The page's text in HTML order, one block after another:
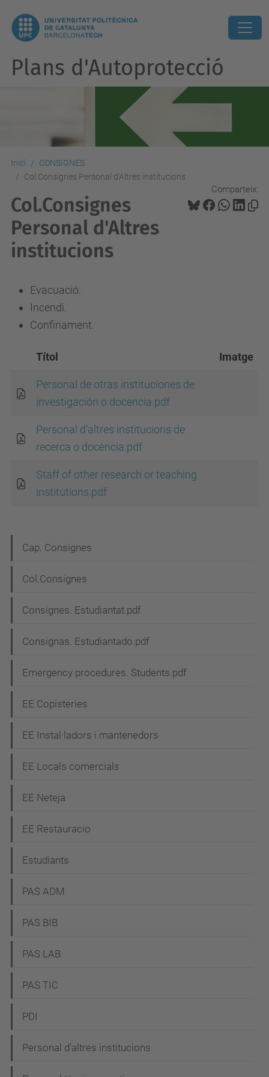
Plans d'Autoprotecció
Inici
CONSIGNES
Col.Consignes Personal d'Altres institucions
Comparteix:
Col.Consignes
Personal d'Altres
institucions
Evacuació.
Incendi.
Confinament.
Títol Imatge
Personal de otras instituciones de
investigación o docencia.pdf
Personal d’altres institucions de
recerca o docència.pdf
Staff of other research or teaching
institutions.pdf
a
v
g
a
i
ó
Cap. Consignes
Col.Consignes
Consignes. Estudiantat.pdf
Consignas. Estudiantado.pdf
Emergency procedures. Students.pdf
EE Copisteries
EE Instal·ladors i mantenedors
EE Locals comercials
EE Neteja
EE Restauracio
Estudiants
PAS ADM
PAS BIB
PAS LAB
PAS TIC
PDI
Personal d'altres institucions